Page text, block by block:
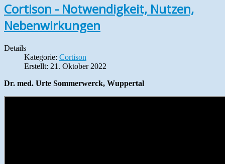
Cortison - Notwendigkeit, Nutzen,
Nebenwirkungen
Details
Kategorie: Cortison
Erstellt: 21. Oktober 2022
Dr. med. Urte Sommerwerck, Wuppertal